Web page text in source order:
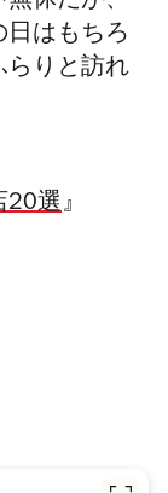
日はもちろ
らりと訪れ
20選』